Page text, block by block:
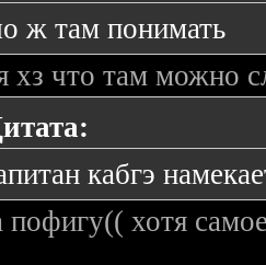
ж там понимать
хз что там можно
кабгэ
пофигу(( хотя